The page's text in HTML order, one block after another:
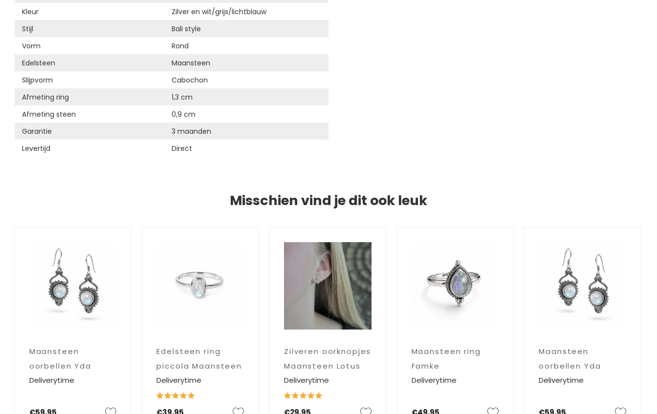
Kleur
Zilver en wit/grijs/lichtblauw
Stijl
Bali style
Vorm
Rond
Edelsteen
Maansteen
Slijpvorm
Cabochon
Afmeting ring
1,3 cm
Afmeting steen
0,9 cm
Garantie
3 maanden
Levertijd
Direct
Misschien vind je dit ook leuk
Maansteen
oorbellen Yda
Deliverytime
Edelsteen ring
piccola Maansteen
Deliverytime
Zilveren oorknopjes
Maansteen Lotus
Deliverytime
Maansteen ring
Famke
Deliverytime
Maansteen
oorbellen Yda
Deliverytime